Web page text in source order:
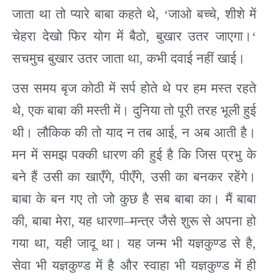
जाता था तो प्यारे बाबा कहते थे, ‘जाओ बच्चे,शीशे में
चेहरा देखो फिर योग में बैठो,बुखार उतर जाएगा। ‘
सचमुच बुखार उतर जाता था,कभी दवाई नहीं खाई।
उस समय बृज कोठी में सर्प होते थे पर हम मस्त रहते
थे,एक बाबा की मस्ती में। दुनिया तो पूरी तरह भूली हुई
थी। लौकिक की तो याद न तब आई,न अब आती है।
मन में समझ पक्की धारण की हुई है कि जिस प्रभु के
बने हैं उसी का खाएँगे,पीएँगे,उसी का बनकर रहेंगे।
बाबा के बन गए तो जो कुछ है सब बाबा का। मैं बाबा
की,बाबा मेरा,यह धारणा–मन्त्र जैसे शुरू से अपना हो
गया था,यही जादू था। यह जन्म भी यज्ञकुण्ड से है,
सेवा भी यज्ञकुण्ड में है और स्वाहा भी यज्ञकुण्ड में ही